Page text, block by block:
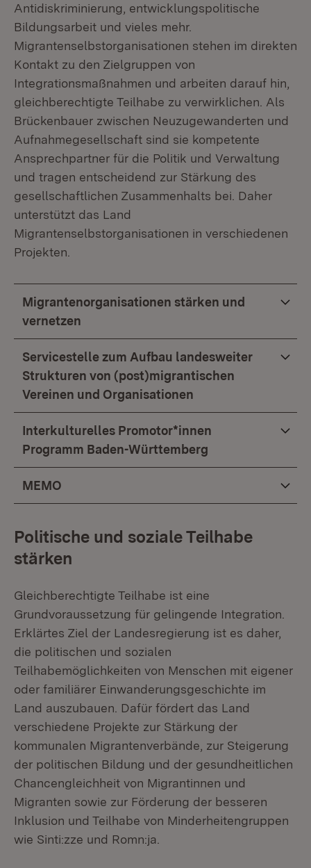
Antidiskriminierung, entwicklungspolitische
Bildungsarbeit und vieles mehr.
Migrantenselbstorganisationen stehen im direkten
Kontakt zu den Zielgruppen von
Integrationsmaßnahmen und arbeiten darauf hin,
gleichberechtigte Teilhabe zu verwirklichen. Als
Brückenbauer zwischen Neuzugewanderten und
Aufnahmegesellschaft sind sie kompetente
Ansprechpartner für die Politik und Verwaltung
und tragen entscheidend zur Stärkung des
gesellschaftlichen Zusammenhalts bei. Daher
unterstützt das Land
Migrantenselbstorganisationen in verschiedenen
Projekten.
Migrantenorganisationen stärken und
vernetzen
Servicestelle zum Aufbau landesweiter
Strukturen von (post)migrantischen
Vereinen und Organisationen
Interkulturelles Promotor*innen
Programm Baden-Württemberg
MEMO
Politische und soziale Teilhabe
stärken
Gleichberechtigte Teilhabe ist eine
Grundvoraussetzung für gelingende Integration.
Erklärtes Ziel der Landesregierung ist es daher,
die politischen und sozialen
Teilhabemöglichkeiten von Menschen mit eigener
oder familiärer Einwanderungsgeschichte im
Land auszubauen. Dafür fördert das Land
verschiedene Projekte zur Stärkung der
kommunalen Migrantenverbände, zur Steigerung
der politischen Bildung und der gesundheitlichen
Chancengleichheit von Migrantinnen und
Migranten sowie zur Förderung der besseren
Inklusion und Teilhabe von Minderheitengruppen
wie Sinti:zze und Romn:ja.